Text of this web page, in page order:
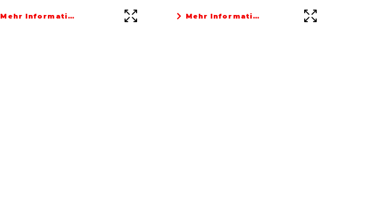
Mehr Informationen Mehr Informationen